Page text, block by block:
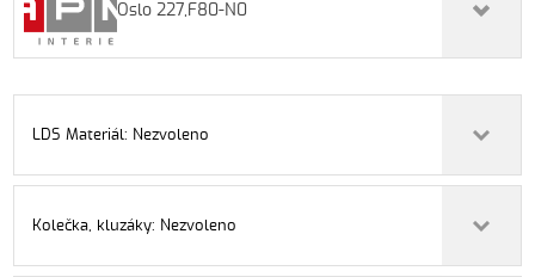
Oslo 227,F80-N0
LDS Materiál: Nezvoleno
Kolečka, kluzáky: Nezvoleno